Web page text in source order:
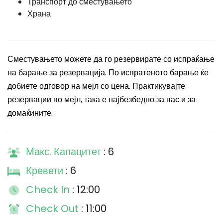
Храна
Сместувањето можете да го резервирате со испраќање
на барање за резервација. По испратеното барање ќе
добиете одговор на мејл со цена. Практикувајте
резервации по мејл, така е најбезбедно за вас и за
домаќините.
Макс. Капацитет : 6
Кревети : 6
Check In : 12:00
Check Out : 11:00